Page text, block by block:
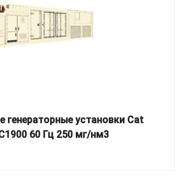
генераторные установки Cat
60 Гц 250 мг/нм3